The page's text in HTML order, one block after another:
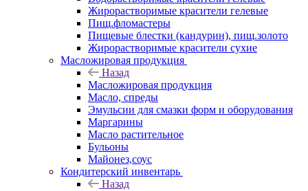
Жирорастворимые красители гелевые
Пищ.фломастеры
Пищевые блестки (кандурин), пищ.золото
Жирорастворимые красители сухие
Масложировая продукция
Назад
Масложировая продукция
Масло, спреды
Эмульсии для смазки форм и оборудования
Маргарины
Масло растительное
Бульоны
Майонез,соус
Кондитерский инвентарь
Назад